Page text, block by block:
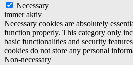
Necessary
immer aktiv
Necessary cookies are absolutely
function properly. This category only
basic functionalities and security
cookies do not store any personal
Non-necessary